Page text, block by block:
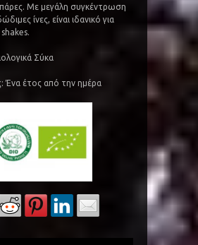
Με μεγάλη συγκέντρωση
ίνες, είναι ιδανικό για
Σύκα
Ένα έτος από την ημέρα